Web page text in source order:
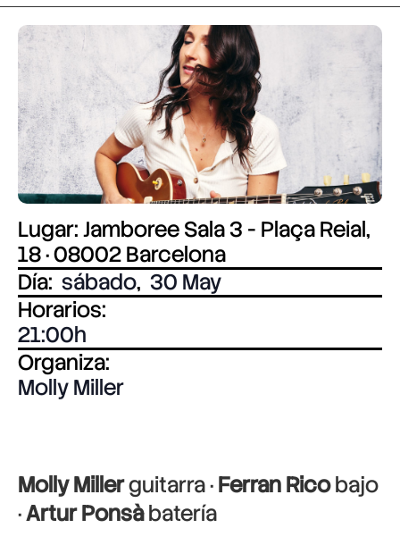
Lugar: Jamboree Sala 3 - Plaça Reial,
18 · 08002 Barcelona
Día: sábado, 30 May
Horarios:
21:00
Organiza:
Molly Miller
Molly Millerguitarra ·Ferran Ricobajo
·Artur Ponsàbatería